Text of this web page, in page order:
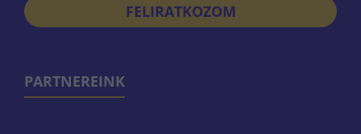
FELIRATKOZOM
PARTNEREINK